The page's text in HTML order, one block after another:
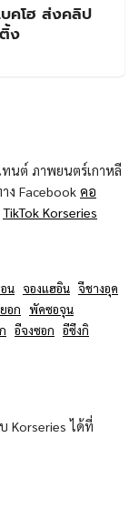
คโฮ ส่งคลิป
ง
นต์ ภาพยนตร์เกาหลี
ง Facebook คอ
TikTok Korseries
น จองแฮอิน จีชางอุค
อก พัคซอจุน
อีจงซอก อีซึงกิ
Korseries ได้ที่